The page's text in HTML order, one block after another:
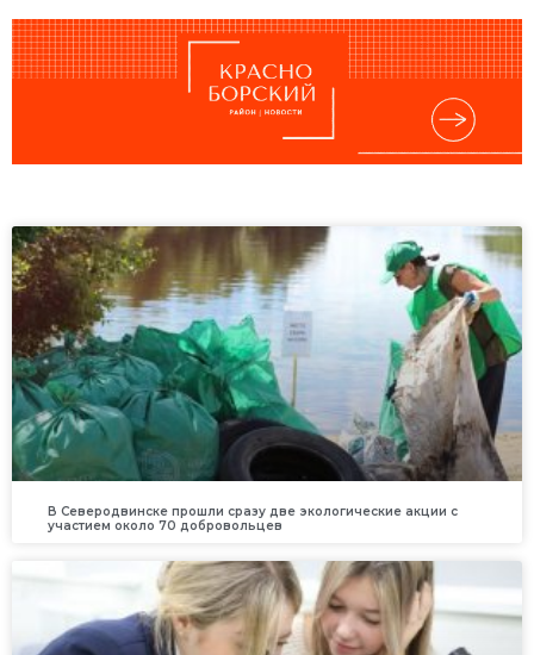
В Северодвинске прошли сразу две экологические акции с
участием около 70 добровольцев